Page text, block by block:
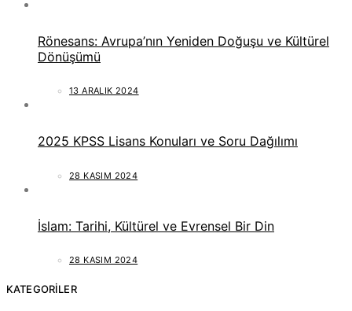
Rönesans: Avrupa’nın Yeniden Doğuşu ve Kültürel
Dönüşümü
13 ARALIK 2024
2025 KPSS Lisans Konuları ve Soru Dağılımı
28 KASIM 2024
İslam: Tarihi, Kültürel ve Evrensel Bir Din
28 KASIM 2024
KATEGORILER